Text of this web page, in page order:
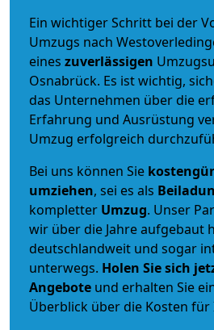
Ein wichtiger Schritt bei der
Umzugs nach
eines zuverlässigen
Osnabrück. Es ist wichtig,
das Unternehmen über die
Erfahrung und Ausrüstung
Umzug erfolgreich
Bei uns können Sie
umziehen, sei es als
kompletter Umzug. Unser
wir über die Jahre aufgebaut
deutschlandweit und sogar
unterwegs. Holen Sie sich
Angebote und erhalten Sie
Überblick über die Kosten